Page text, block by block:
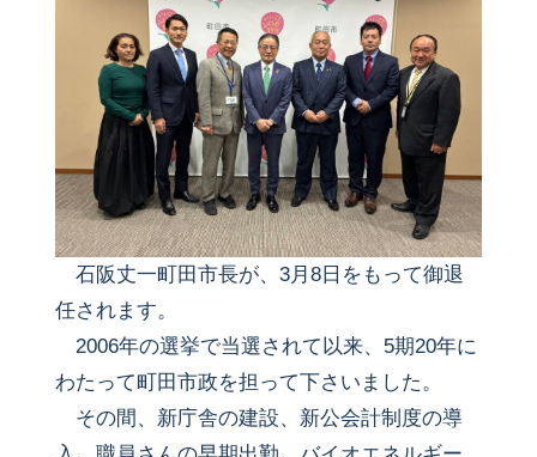
石阪丈一町田市長が、3月8日をもって御退
任されます。
2006年の選挙で当選されて以来、5期20年に
わたって町田市政を担って下さいました。
その間、新庁舎の建設、新公会計制度の導